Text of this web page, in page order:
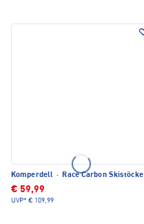
Komperdell · Race Carbon Skistöcke
€ 59,99
UVP* € 109,99